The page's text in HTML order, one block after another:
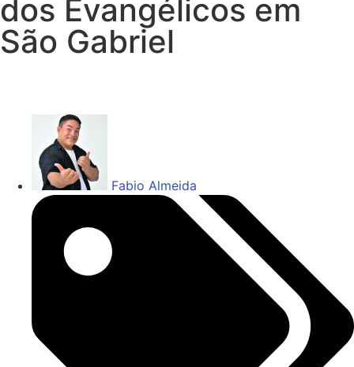
dos Evangélicos em
São Gabriel
Fabio Almeida